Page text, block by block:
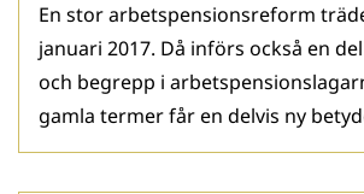
En stor arbetspensionsreform
januari 2017. Då införs också en
och begrepp i
gamla termer får en delvis ny